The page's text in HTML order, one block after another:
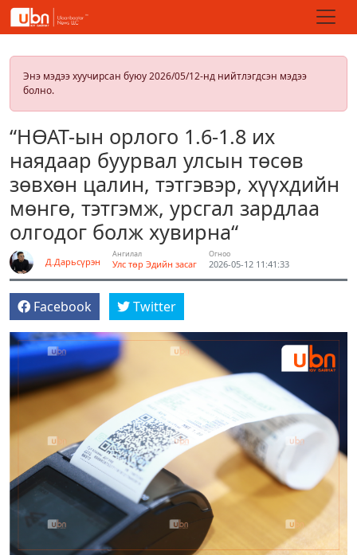
Энэ мэдээ хуучирсан буюу 2026/05/12-нд нийтлэгдсэн мэдээ
болно.
“НӨАТ-ын орлого 1.6-1.8 их
наядаар буурвал улсын төсөв
зөвхөн цалин, тэтгэвэр, хүүхдийн
мөнгө, тэтгэмж, урсгал зардлаа
олгодог болж хувирна“
Д.Дарьсүрэн
Ангилал
Улс төр Эдийн засаг
Огноо
2026-05-12 11:41:33
Facebook Twitter